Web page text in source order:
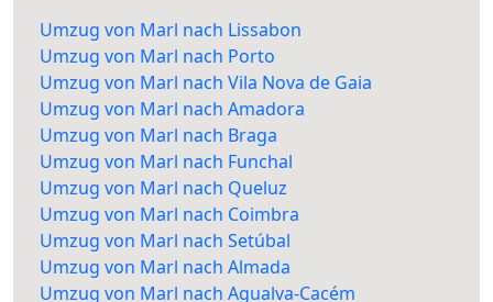
Umzug von Marl nach Lissabon
Umzug von Marl nach Porto
Umzug von Marl nach Vila Nova de Gaia
Umzug von Marl nach Amadora
Umzug von Marl nach Braga
Umzug von Marl nach Funchal
Umzug von Marl nach Queluz
Umzug von Marl nach Coimbra
Umzug von Marl nach Setúbal
Umzug von Marl nach Almada
Umzug von Marl nach Agualva-Cacém